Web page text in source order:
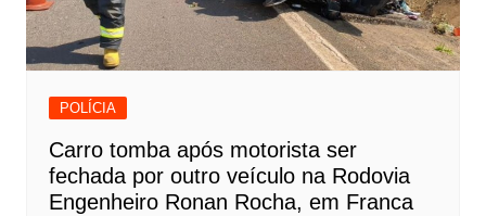
POLÍCIA
Carro tomba após motorista ser
fechada por outro veículo na Rodovia
Engenheiro Ronan Rocha, em Franca